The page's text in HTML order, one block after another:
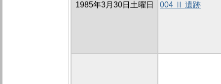
1985年3月30日土曜日 004 Ⅱ 遺跡